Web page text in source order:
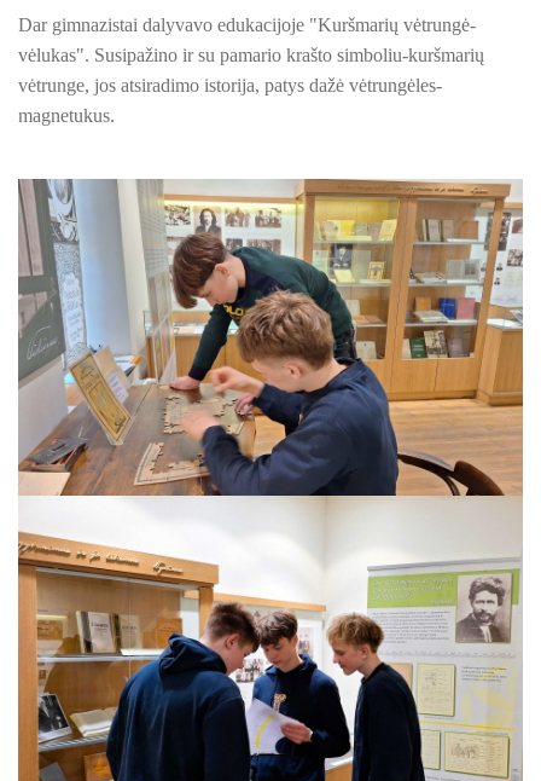
PROJEKTAS ,,KULTŪROS SKŪNĖ". Keramikos dirbtuvės
ES PROJEKTAS GENIUS LOCI. Vydūno šviesos festivalis.
ES PROJEKTAS GENIUS LOCI. Vydūno šviesos festivalis.
ES PROJEKTAS GENIUS LOCI. Įrengtas Vydūno suolelis
ES PROJEKTAS GENIUS LOCI. Kieme ,,dygsta"
ES PROJEKTAS GENIUS LOCI. Rengiamas Vydūno suolelis
ES PROJEKTAS GENIUS LOCI. Vydūno šviesos festivalio
ES PROJEKTAS GENIUS LOCI. Įrengtas kiemo apšvietimas
ES projektas GENIUS LOCI. Audio gidas muziejuje
ES PROJEKTAS GENIUS LOCI. Įsigyti rūbų komplektai
ES projektas GENIUS LOCI. Atnaujinta interneto svetainė
Dar gimnazistai dalyvavo edukacijoje "Kuršmarių vėtrungė-
vėlukas". Susipažino ir su pamario krašto simboliu-kuršmarių
vėtrunge, jos atsiradimo istorija, patys dažė vėtrungėles-
magnetukus.